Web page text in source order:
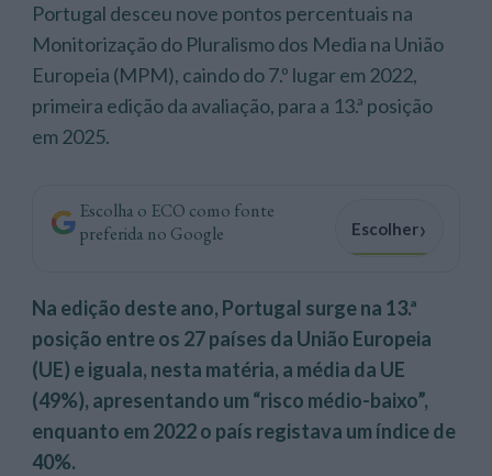
Portugal desceu nove pontos percentuais na
Monitorização do Pluralismo dos Media na União
Europeia (MPM), caindo do 7.º lugar em 2022,
primeira edição da avaliação, para a 13.ª posição
em 2025.
Escolha o ECO como fonte
preferida no Google
Escolher›
Na edição deste ano, Portugal surge na 13.ª
posição entre os 27 países da União Europeia
(UE) e iguala, nesta matéria, a média da UE
(49%), apresentando um “risco médio-baixo”,
enquanto em 2022 o país registava um índice de
40%.